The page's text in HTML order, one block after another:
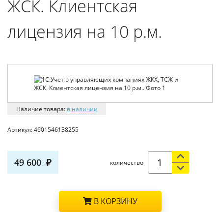
ЖСК. Клиентская
лицензия на 10 р.м.
Наличие товара: в наличии
Артикул:4601546138255
49 600 количество
В КОРЗИНУ